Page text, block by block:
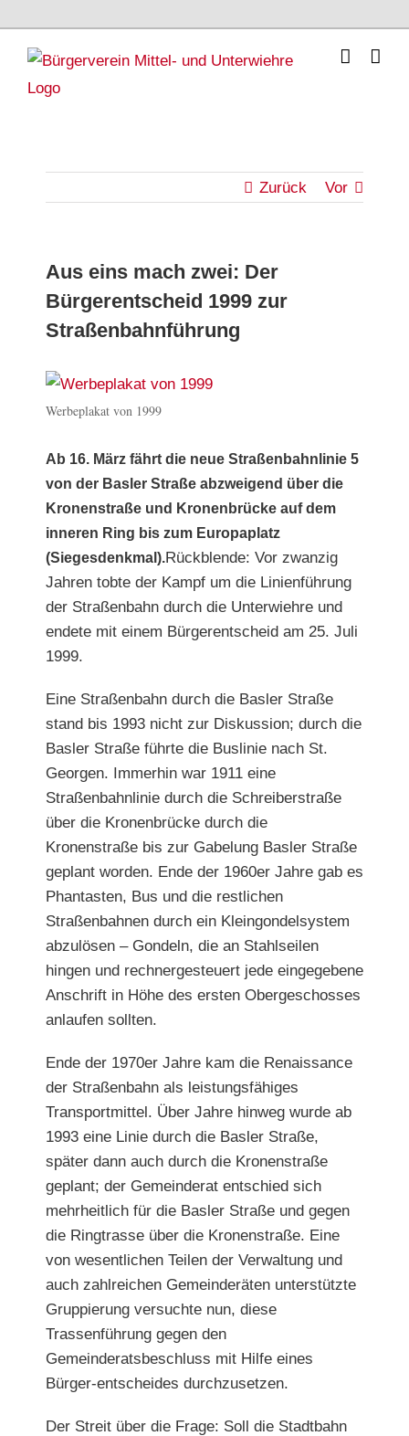
content
Zurück Vor
Aus eins mach zwei: Der
Bürgerentscheid 1999 zur
Straßenbahnführung
Zeige
grösseres
Werbeplakat von 1999
Ab 16. März fährt die neue Straßenbahnlinie 5
von der Basler Straße abzweigend über die
Kronenstraße und Kronenbrücke auf dem
inneren Ring bis zum Europaplatz
(Siegesdenkmal).Rückblende: Vor zwanzig
Jahren tobte der Kampf um die Linienführung
der Straßenbahn durch die Unterwiehre und
endete mit einem Bürgerentscheid am 25. Juli
1999.
Eine Straßenbahn durch die Basler Straße
stand bis 1993 nicht zur Diskussion; durch die
Basler Straße führte die Buslinie nach St.
Georgen. Immerhin war 1911 eine
Straßenbahnlinie durch die Schreiberstraße
über die Kronenbrücke durch die
Kronenstraße bis zur Gabelung Basler Straße
geplant worden. Ende der 1960er Jahre gab es
Phantasten, Bus und die restlichen
Straßenbahnen durch ein Kleingondelsystem
abzulösen – Gondeln, die an Stahlseilen
hingen und rechnergesteuert jede eingegebene
Anschrift in Höhe des ersten Obergeschosses
anlaufen sollten.
Ende der 1970er Jahre kam die Renaissance
der Straßenbahn als leistungsfähiges
Transportmittel. Über Jahre hinweg wurde ab
1993 eine Linie durch die Basler Straße,
später dann auch durch die Kronenstraße
geplant; der Gemeinderat entschied sich
mehrheitlich für die Basler Straße und gegen
die Ringtrasse über die Kronenstraße. Eine
von wesentlichen Teilen der Verwaltung und
auch zahlreichen Gemeinderäten unterstützte
Gruppierung versuchte nun, diese
Trassenführung gegen den
Gemeinderatsbeschluss mit Hilfe eines
Bürger-entscheides durchzusetzen.
Der Streit über die Frage: Soll die Stadtbahn